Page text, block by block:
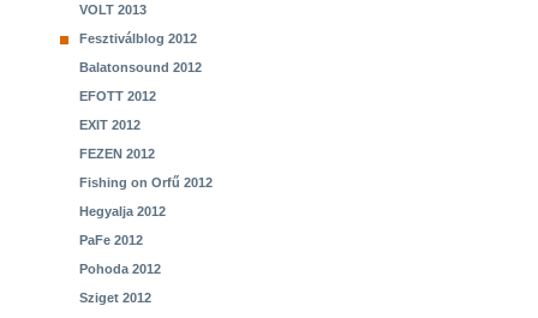
VOLT 2013
Fesztiválblog 2012
Balatonsound 2012
EFOTT 2012
EXIT 2012
FEZEN 2012
Fishing on Orfű 2012
Hegyalja 2012
PaFe 2012
Pohoda 2012
Sziget 2012